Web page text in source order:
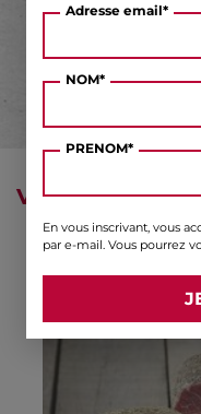
VOUS AIMEREZ
Adresse email*
NOM*
PRENOM*
En vous inscrivant, vous
par e-mail. Vous pourrez